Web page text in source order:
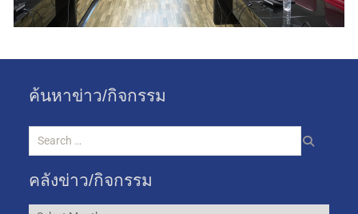
ค้นหาข่าว/กิจกรรม
คลังข่าว/กิจกรรม